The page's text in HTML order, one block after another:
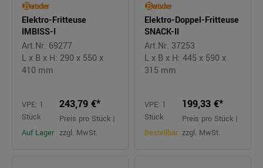
Elektro-Fritteuse
IMBISS-I
Art.Nr. 69277
L x B x H: 290 x 550 x
410 mm
VPE: 1
Stück
Auf Lager
243,79 €*
Preis pro Stück |
zzgl. MwSt.
Elektro-Doppel-Fritteuse
SNACK-II
Art.Nr. 37253
L x B x H: 445 x 590 x
315 mm
VPE: 1
Stück
Bestellbar
199,33 €*
Preis pro Stück |
zzgl. MwSt.